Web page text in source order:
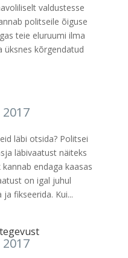
valdustesse
politseile õiguse
teie eluruumi ilma
kõrgendatud
läbi otsida? Politsei
läbivaatust näiteks
endaga kaasas
on igal juhul
fikseerida. Kui...